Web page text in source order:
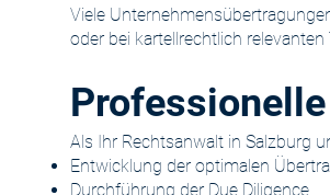
Viele
oder bei kartellrechtlich relevanten
Als Ihr Rechtsanwalt in Salzburg
Entwicklung der optimalen
Durchführung der Due Diligence